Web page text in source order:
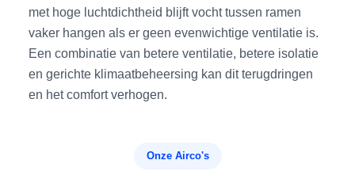
met hoge luchtdichtheid blijft vocht tussen ramen
vaker hangen als er geen evenwichtige ventilatie is.
Een combinatie van betere ventilatie, betere isolatie
en gerichte klimaatbeheersing kan dit terugdringen
en het comfort verhogen.
Onze Airco's